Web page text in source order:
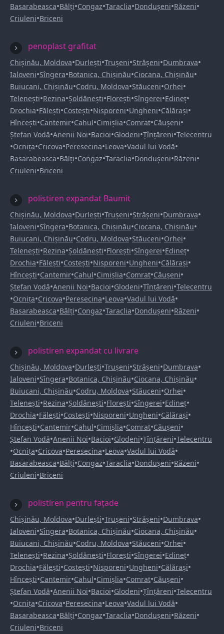
Basarabeasca•Bălți•Congaz•Taraclia•Dondușeni•Răzeni•
Criuleni•Briceni
penoplast grafitat
Chișinău, Moldova•Durlești•Trușeni•Strășeni•Dumbrava•
Ialoveni•Sîngera•Botanica, Chișinău•Ciocana, Chișinău•
Buiucani, Chișinău•Codru, Moldova•Stăuceni•Orhei•
Telenești•Rezina•Șoldănești•Florești•Sîngerei•Edineț•
Drochia•Fălești•Costești•Nisporeni•Ungheni•Călărași•
Hîncești•Cantemir•Cahul•Cimișlia•Comrat•Căușeni•
Ștefan Vodă•Anenii Noi•Bacioi•Glodeni•Țînțăreni•Telecentru
•Ocnița•Cricova•Peresecina•Leova•Vadul lui Vodă•
Basarabeasca•Bălți•Congaz•Taraclia•Dondușeni•Răzeni•
Criuleni•Briceni
polistiren expandat Baumit
Chișinău, Moldova•Durlești•Trușeni•Strășeni•Dumbrava•
Ialoveni•Sîngera•Botanica, Chișinău•Ciocana, Chișinău•
Buiucani, Chișinău•Codru, Moldova•Stăuceni•Orhei•
Telenești•Rezina•Șoldănești•Florești•Sîngerei•Edineț•
Drochia•Fălești•Costești•Nisporeni•Ungheni•Călărași•
Hîncești•Cantemir•Cahul•Cimișlia•Comrat•Căușeni•
Ștefan Vodă•Anenii Noi•Bacioi•Glodeni•Țînțăreni•Telecentru
•Ocnița•Cricova•Peresecina•Leova•Vadul lui Vodă•
Basarabeasca•Bălți•Congaz•Taraclia•Dondușeni•Răzeni•
Criuleni•Briceni
polistiren expandat cu livrare
Chișinău, Moldova•Durlești•Trușeni•Strășeni•Dumbrava•
Ialoveni•Sîngera•Botanica, Chișinău•Ciocana, Chișinău•
Buiucani, Chișinău•Codru, Moldova•Stăuceni•Orhei•
Telenești•Rezina•Șoldănești•Florești•Sîngerei•Edineț•
Drochia•Fălești•Costești•Nisporeni•Ungheni•Călărași•
Hîncești•Cantemir•Cahul•Cimișlia•Comrat•Căușeni•
Ștefan Vodă•Anenii Noi•Bacioi•Glodeni•Țînțăreni•Telecentru
•Ocnița•Cricova•Peresecina•Leova•Vadul lui Vodă•
Basarabeasca•Bălți•Congaz•Taraclia•Dondușeni•Răzeni•
Criuleni•Briceni
polistiren pentru fațade
Chișinău, Moldova•Durlești•Trușeni•Strășeni•Dumbrava•
Ialoveni•Sîngera•Botanica, Chișinău•Ciocana, Chișinău•
Buiucani, Chișinău•Codru, Moldova•Stăuceni•Orhei•
Telenești•Rezina•Șoldănești•Florești•Sîngerei•Edineț•
Drochia•Fălești•Costești•Nisporeni•Ungheni•Călărași•
Hîncești•Cantemir•Cahul•Cimișlia•Comrat•Căușeni•
Ștefan Vodă•Anenii Noi•Bacioi•Glodeni•Țînțăreni•Telecentru
•Ocnița•Cricova•Peresecina•Leova•Vadul lui Vodă•
Basarabeasca•Bălți•Congaz•Taraclia•Dondușeni•Răzeni•
Criuleni•Briceni